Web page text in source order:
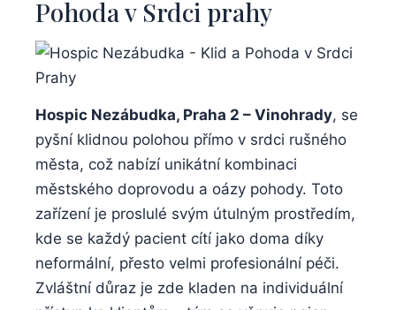
Pohoda v Srdci prahy
Hospic Nezábudka, Praha 2 – Vinohrady, se
pyšní klidnou polohou přímo v srdci rušného
města, což nabízí unikátní kombinaci
městského doprovodu a oázy pohody. Toto
zařízení je proslulé svým útulným prostředím,
kde se každý pacient cítí jako doma díky
neformální, přesto velmi profesionální péči.
Zvláštní důraz je zde kladen na individuální